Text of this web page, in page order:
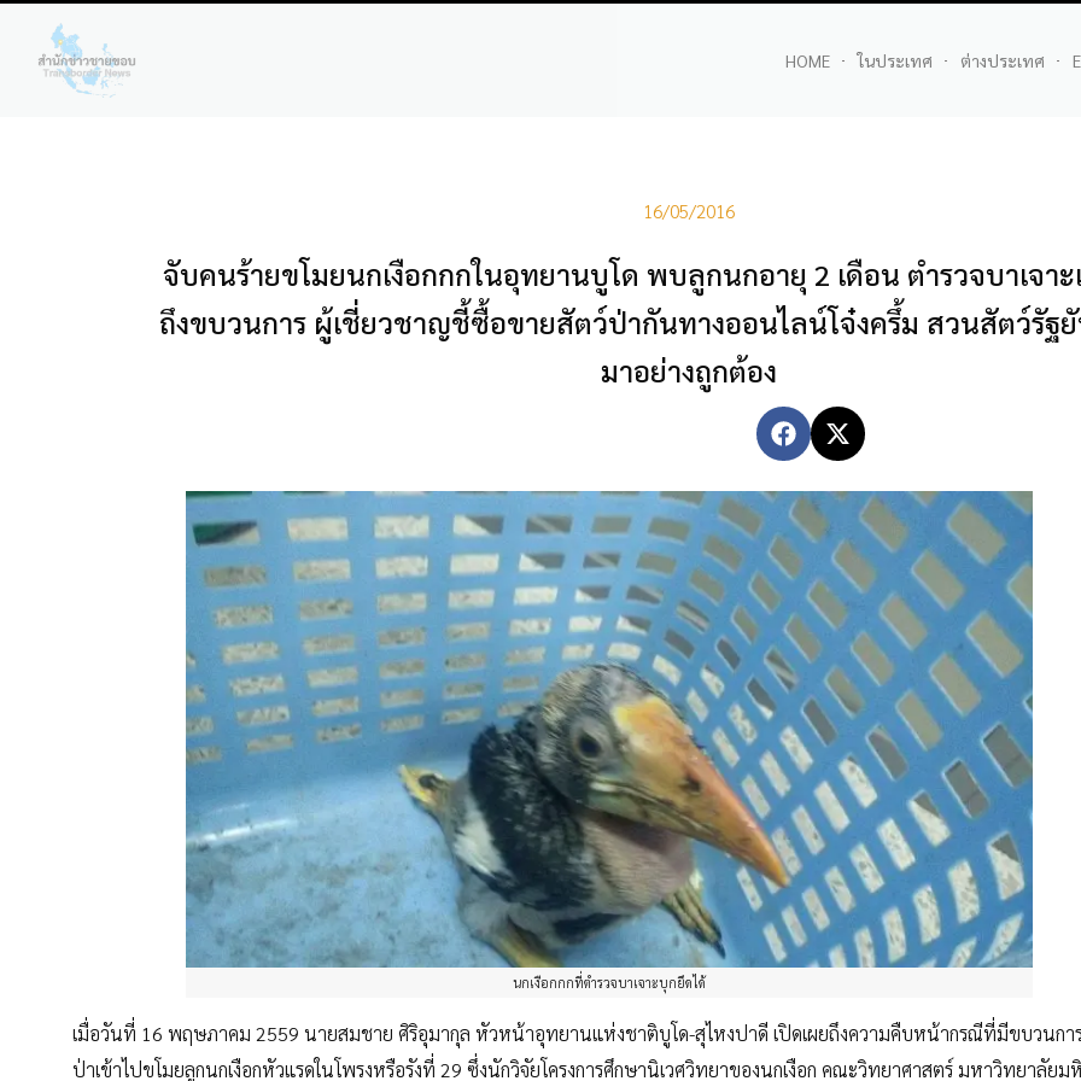
HOME ในประเทศ ต่างประเทศ
16/05/2016
จับคนร้ายขโมยนกเงือกกกในอุทยานบูโด พบลูกนกอายุ 2 เดือน ตำรวจบาเจาะ
ถึงขบวนการ ผู้เชี่ยวชาญชี้ซื้อขายสัตว์ป่ากันทางออนไลน์โจ๋งครึ้ม สวนสัตว์รัฐยั
มาอย่างถูกต้อง
นกเงือกกกที่ตำรวจบาเจาะบุกยึดได้
เมื่อวันที่ 16 พฤษภาคม 2559 นายสมชาย ศิริอุมากุล หัวหน้าอุทยานแห่งชาติบูโด-สุไหงปาดี เปิดเผยถึงความคืบหน้ากรณีที่มีขบวนกา
ป่าเข้าไปขโมยลูกนกเงือกหัวแรดในโพรงหรือรังที่ 29 ซึ่งนักวิจัยโครงการศึกษานิเวศวิทยาของนกเงือก คณะวิทยาศาสตร์ มหาวิทยาลัยม